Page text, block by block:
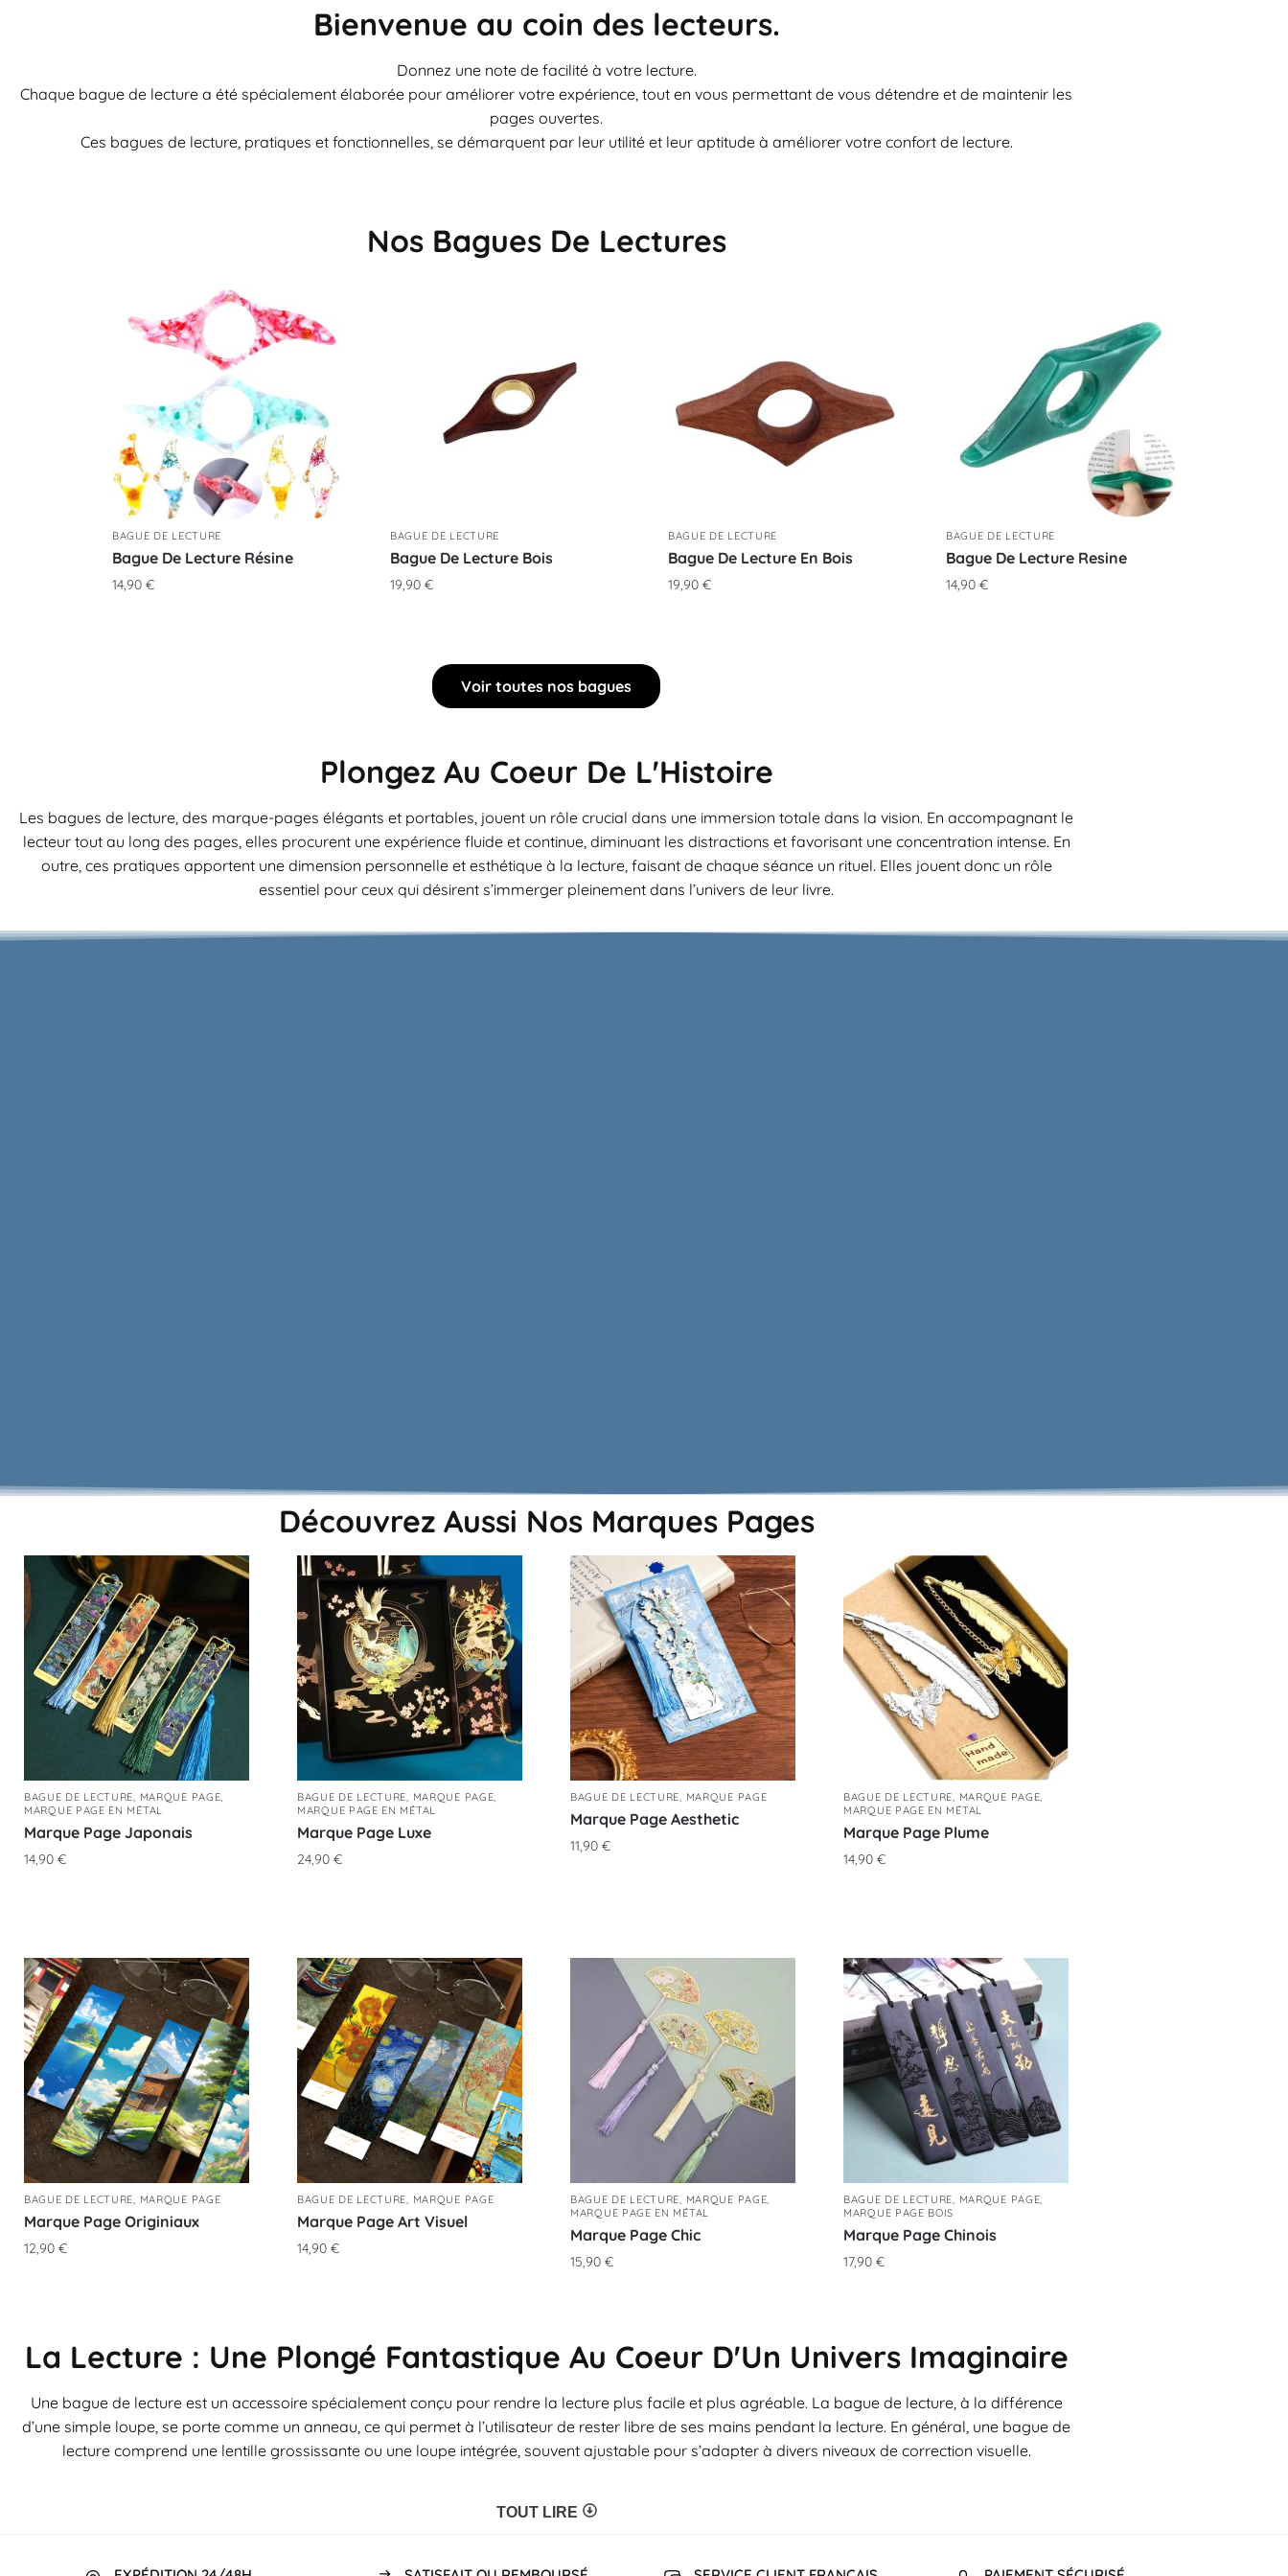
Bienvenue au coin des lecteurs.
Donnez une note de facilité à votre lecture.
Chaque bague de lecture a été spécialement élaborée pour améliorer votre expérience, tout en vous permettant de vous détendre et de maintenir les
pages ouvertes.
Ces bagues de lecture, pratiques et fonctionnelles, se démarquent par leur utilité et leur aptitude à améliorer votre confort de lecture.
Nos Bagues De Lectures
BAGUE DE LECTURE
Bague De Lecture Résine
14,90 €
BAGUE DE LECTURE
Bague De Lecture Bois
19,90 €
BAGUE DE LECTURE
Bague De Lecture En Bois
19,90 €
BAGUE DE LECTURE
Bague De Lecture Resine
14,90 €
Voir toutes nos bagues
Plongez Au Coeur De L'Histoire
Les bagues de lecture, des marque-pages élégants et portables, jouent un rôle crucial dans une immersion totale dans la vision. En accompagnant le
lecteur tout au long des pages, elles procurent une expérience fluide et continue, diminuant les distractions et favorisant une concentration intense. En
outre, ces pratiques apportent une dimension personnelle et esthétique à la lecture, faisant de chaque séance un rituel. Elles jouent donc un rôle
essentiel pour ceux qui désirent s’immerger pleinement dans l’univers de leur livre.
Découvrez Aussi Nos Marques Pages
BAGUE DE LECTURE, MARQUE PAGE,
MARQUE PAGE EN MÉTAL
Marque Page Japonais
14,90 €
BAGUE DE LECTURE, MARQUE PAGE,
MARQUE PAGE EN MÉTAL
Marque Page Luxe
24,90 €
BAGUE DE LECTURE, MARQUE PAGE
Marque Page Aesthetic
11,90 €
BAGUE DE LECTURE, MARQUE PAGE,
MARQUE PAGE EN MÉTAL
Marque Page Plume
14,90 €
BAGUE DE LECTURE, MARQUE PAGE
Marque Page Originiaux
12,90 €
BAGUE DE LECTURE, MARQUE PAGE
Marque Page Art Visuel
14,90 €
BAGUE DE LECTURE, MARQUE PAGE,
MARQUE PAGE EN MÉTAL
Marque Page Chic
15,90 €
BAGUE DE LECTURE, MARQUE PAGE,
MARQUE PAGE BOIS
Marque Page Chinois
17,90 €
La Lecture : Une Plongé Fantastique Au Coeur D'Un Univers Imaginaire
Une bague de lecture est un accessoire spécialement conçu pour rendre la lecture plus facile et plus agréable. La bague de lecture, à la différence
d’une simple loupe, se porte comme un anneau, ce qui permet à l’utilisateur de rester libre de ses mains pendant la lecture. En général, une bague de
lecture comprend une lentille grossissante ou une loupe intégrée, souvent ajustable pour s’adapter à divers niveaux de correction visuelle.
TOUT LIRE